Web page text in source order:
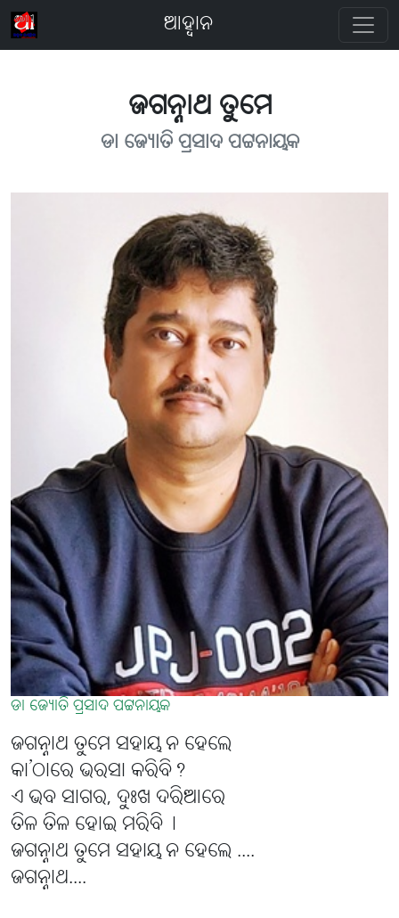
ଆହ୍ବାନ
ଜଗନ୍ନାଥ ତୁମେ
ଡା ଜ୍ୟୋତି ପ୍ରସାଦ ପଟ୍ଟନାୟକ
ଡା ଜ୍ୟୋତି ପ୍ରସାଦ ପଟ୍ଟନାୟକ
ଜଗନ୍ନାଥ ତୁମେ ସହାୟ ନ ହେଲେ
କା’ଠାରେ ଭରସା କରିବି?
ଏ ଭବ ସାଗର, ଦୁଃଖ ଦରିଆରେ
ତିଳ ତିଳ ହୋଇ ମରିବି୤
ଜଗନ୍ନାଥ ତୁମେ ସହାୟ ନ ହେଲେ ....
ଜଗନ୍ନାଥ....